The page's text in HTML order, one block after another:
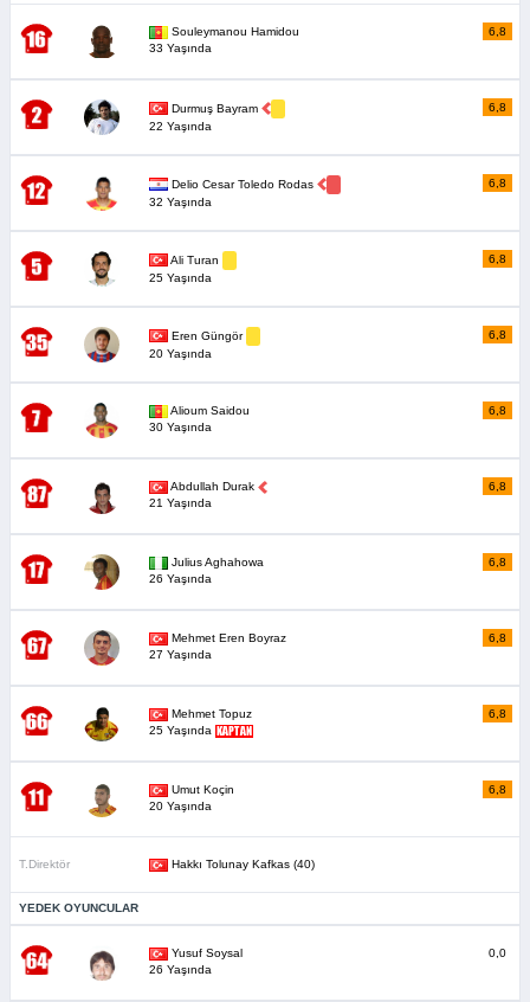
Souleymanou Hamidou
33 Yaşında
6,8
Durmuş Bayram
22 Yaşında
6,8
Delio Cesar Toledo Rodas
32 Yaşında
6,8
Ali Turan
25 Yaşında
6,8
Eren Güngör
20 Yaşında
6,8
Alioum Saidou
30 Yaşında
6,8
Abdullah Durak
21 Yaşında
6,8
Julius Aghahowa
26 Yaşında
6,8
Mehmet Eren Boyraz
27 Yaşında
6,8
Mehmet Topuz
25 Yaşında
6,8
Umut Koçin
20 Yaşında
6,8
T.Direktör Hakkı Tolunay Kafkas (40)
YEDEK OYUNCULAR
Yusuf Soysal
26 Yaşında
0,0